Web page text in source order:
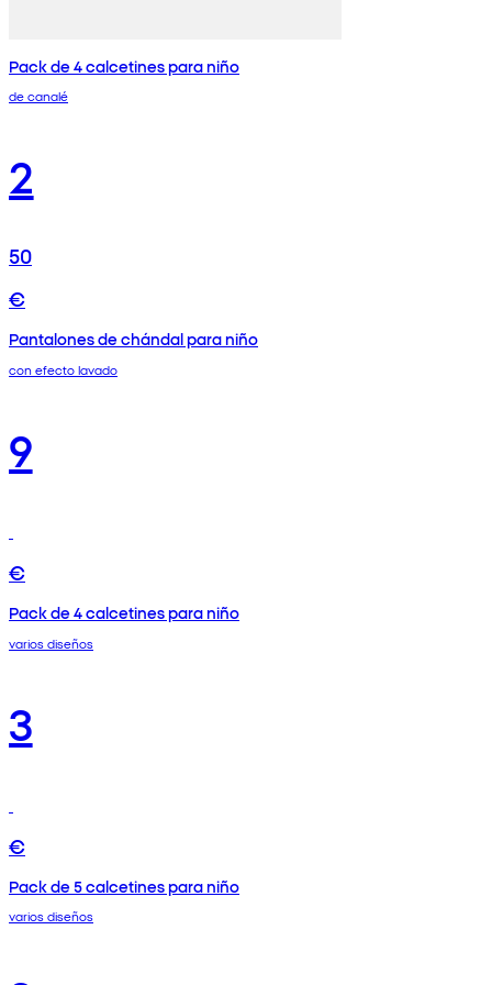
Pack de 4 calcetines para niño
de canalé
2
50
€
Pantalones de chándal para niño
con efecto lavado
9
€
Pack de 4 calcetines para niño
varios diseños
3
€
Pack de 5 calcetines para niño
varios diseños